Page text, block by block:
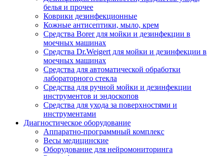
белья и прочее
Коврики дезинфекционные
Кожные антисептики, мыло, крем
Средства Borer для мойки и дезинфекции в
моечных машинах
Средства Dr.Weigert для мойки и дезинфекции в
моечных машинах
Средства для автоматической обработки
лабораторного стекла
Средства для ручной мойки и дезинфекции
инструментов и эндоскопов
Средства для ухода за поверхностями и
инструментами
Диагностическое оборудование
Аппаратно-программный комплекс
Весы медицинские
Оборудование для нейромониторинга